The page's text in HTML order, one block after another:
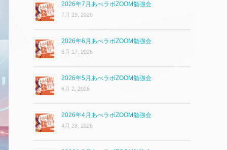
2026年7月あべラボZOOM勉強会
7月 29, 2026
2026年6月あべラボZOOM勉強会
6月 17, 2026
2026年5月あべラボZOOM勉強会
6月 2, 2026
2026年4月あべラボZOOM勉強会
4月 28, 2026